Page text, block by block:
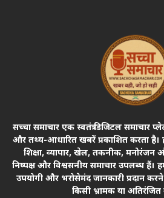
सच्चा समाचार एक स्वतंत्र डिजिटल समाचार
और तथ्य-आधारित खबरें प्रकाशित करता है।
शिक्षा, व्यापार, खेल, तकनीक, मनोरंजन
निष्पक्ष और विश्वसनीय समाचार उपलब्ध
उपयोगी और भरोसेमंद जानकारी प्रदान
किसी भ्रामक या अतिरंजित